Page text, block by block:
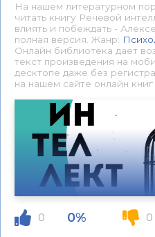
На нашем литературном
читать книгу Речевой
влиять и побеждать -
полная версия. Жанр:
Онлайн библиотека дает
текст произведения на
десктопе даже без
на нашем сайте онлайн книг
0 0% 0